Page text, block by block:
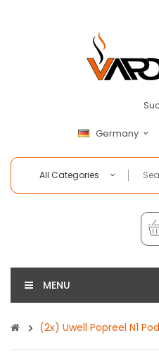
Germany
All Categories
MENU
(2x) Uwell Popreel N1 Pod